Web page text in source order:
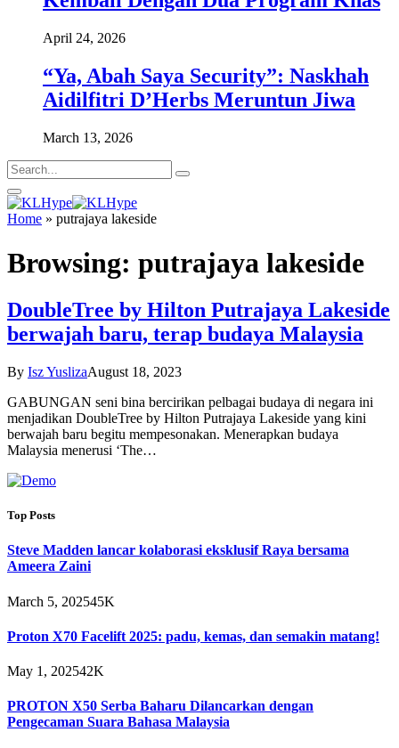
April 24, 2026
“Ya, Abah Saya Security”: Naskhah
Aidilfitri D’Herbs Meruntun Jiwa
March 13, 2026
Home » putrajaya lakeside
Browsing: putrajaya lakeside
DoubleTree by Hilton Putrajaya Lakeside
berwajah baru, terap budaya Malaysia
By Isz YuslizaAugust 18, 2023
GABUNGAN seni bina bercirikan pelbagai budaya di negara ini
menjadikan DoubleTree by Hilton Putrajaya Lakeside yang kini
berwajah baru begitu mempesonakan. Menerapkan budaya
Malaysia menerusi ‘The…
Top Posts
Steve Madden lancar kolaborasi eksklusif Raya bersama
Ameera Zaini
March 5, 202545K
Proton X70 Facelift 2025: padu, kemas, dan semakin matang!
May 1, 202542K
PROTON X50 Serba Baharu Dilancarkan dengan
Pengecaman Suara Bahasa Malaysia